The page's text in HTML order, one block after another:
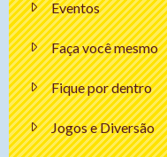
Eventos
Faça você mesmo
Fique por dentro
Jogos e Diversão